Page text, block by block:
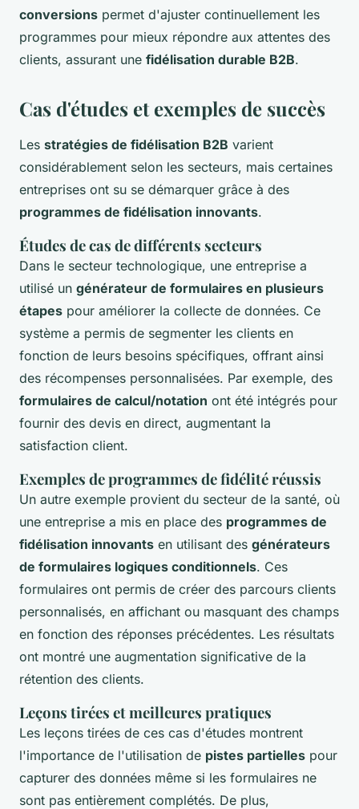
conversions permet d'ajuster continuellement les
programmes pour mieux répondre aux attentes des
clients, assurant une fidélisation durable B2B.
Cas d'études et exemples de succès
Les stratégies de fidélisation B2B varient
considérablement selon les secteurs, mais certaines
entreprises ont su se démarquer grâce à des
programmes de fidélisation innovants.
Études de cas de différents secteurs
Dans le secteur technologique, une entreprise a
utilisé un générateur de formulaires en plusieurs
étapes pour améliorer la collecte de données. Ce
système a permis de segmenter les clients en
fonction de leurs besoins spécifiques, offrant ainsi
des récompenses personnalisées. Par exemple, des
formulaires de calcul/notation ont été intégrés pour
fournir des devis en direct, augmentant la
satisfaction client.
Exemples de programmes de fidélité réussis
Un autre exemple provient du secteur de la santé, où
une entreprise a mis en place des programmes de
fidélisation innovants en utilisant des générateurs
de formulaires logiques conditionnels. Ces
formulaires ont permis de créer des parcours clients
personnalisés, en affichant ou masquant des champs
en fonction des réponses précédentes. Les résultats
ont montré une augmentation significative de la
rétention des clients.
Leçons tirées et meilleures pratiques
Les leçons tirées de ces cas d'études montrent
l'importance de l'utilisation de pistes partielles pour
capturer des données même si les formulaires ne
sont pas entièrement complétés. De plus,